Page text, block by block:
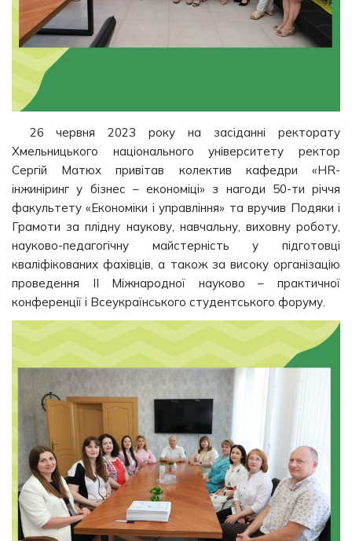
26 червня 2023 року на засіданні ректорату
Хмельницького національного університету ректор
Сергій Матюх привітав колектив кафедри «HR-
інжиніринг у бізнес – економіці» з нагоди 50-ти річчя
факультету «Економіки і управління» та вручив Подяки і
Грамоти за плідну наукову, навчальну, виховну роботу,
науково-педагогічну майстерність у підготовці
кваліфікованих фахівців, а також за високу організацію
проведення ІІ Міжнародної науково – практичної
конференції і Всеукраїнського студентського форуму.